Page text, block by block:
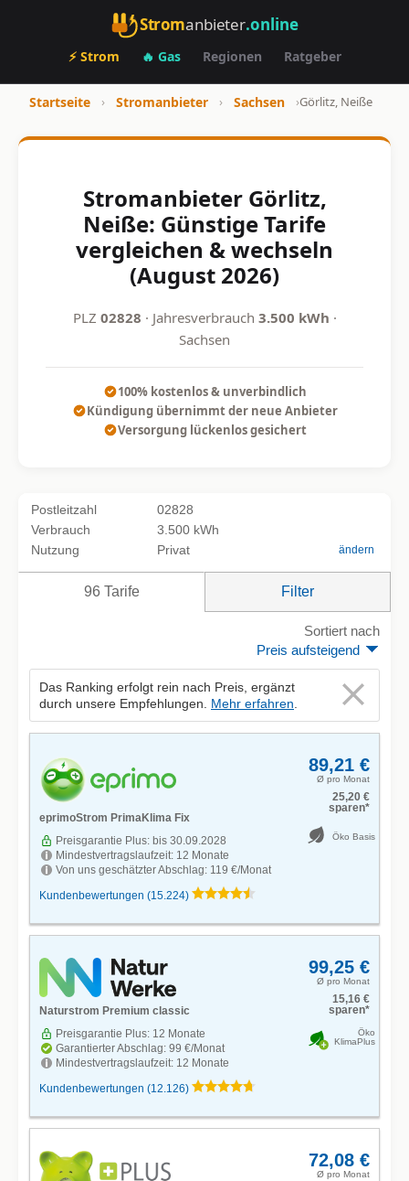
Stromanbieter.online
⚡ Strom 🔥 Gas Regionen Ratgeber
Startseite › Stromanbieter › Sachsen ›Görlitz, Neiße
Stromanbieter Görlitz,
Neiße: Günstige Tarife
vergleichen & wechseln
(August 2026)
PLZ 02828 · Jahresverbrauch 3.500 kWh ·
Sachsen
100% kostenlos & unverbindlich
Kündigung übernimmt der neue Anbieter
Versorgung lückenlos gesichert